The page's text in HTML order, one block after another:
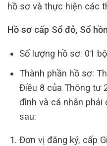
hồ sơ và thực hiện các
Hồ sơ cấp Sổ đỏ, Sổ
Số lượng hồ sơ: 01
Thành phần hồ sơ:
Điều 8 của Thông tư
đình và cá nhân phải
sau:
Đơn vị đăng ký, cấp